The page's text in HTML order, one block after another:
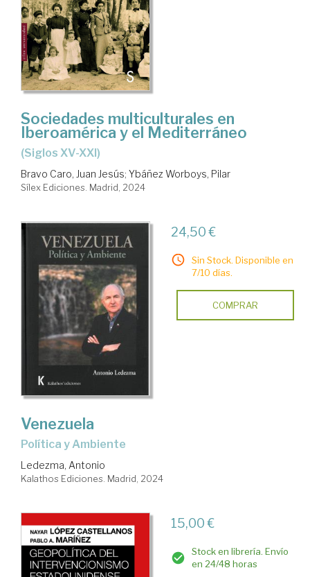
Sociedades multiculturales en
Iberoamérica y el Mediterráneo
(Siglos XV-XXI)
Bravo Caro, Juan Jesús; Ybáñez Worboys, Pilar
Sílex Ediciones. Madrid, 2024
24,50 €
Sin Stock. Disponible en
7/10 días.
COMPRAR
Venezuela
Política y Ambiente
Ledezma, Antonio
Kalathos Ediciones. Madrid, 2024
15,00 €
Stock en librería. Envío
en 24/48 horas